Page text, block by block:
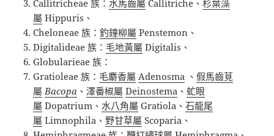
Callitricheae族：水馬齒屬 Callitriche 、杉葉藻
屬 Hippuris 、
Cheloneae族：釣鐘柳屬 Penstemon 、
Digitalideae族： 毛地黃屬 Digitalis 、
Globularieae族：
Gratioleae族： 毛麝香屬 Adenosma 、假馬齒莧
屬 Bacopa 、澤番椒屬 Deinostema 、虻眼
屬 Dopatrium 、水八角屬 Gratiola 、石龍尾
屬 Limnophila 、 野甘草屬 Scoparia 、